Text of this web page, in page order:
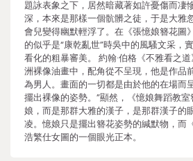
題詠表象之下，居然暗藏著如許憂傷而凄
深，本來是那樣一個骯髒之徒，于是大雅
會兒變得幽默輕浮了。在《張憶娘簪花圖
的似乎是“康乾亂世”時吳中的風騷文采，
看化的粗暴審美。 約翰·伯格《不雅看之
洲裸像油畫中，配角從不呈現，他是作品
為男人。畫面的一切都是由於他的在場而
擺出裸像的姿勢。”顯然，《憶娘舞蹈教
娘，而是那群大雅的漢子，是那群漢子的
凌。憶娘只是擺出簪花姿勢的緘默物，而
浩繁仕女圖的一個眼光正本。